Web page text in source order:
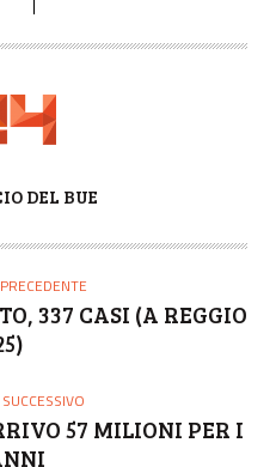
DEL BUE
337 CASI (A REGGIO
57 MILIONI PER I